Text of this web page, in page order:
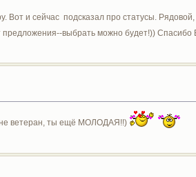
Вот и сейчас подсказал про статусы.
выбрать можно будет!))
ветеран, ты ещё МОЛОДАЯ!!)